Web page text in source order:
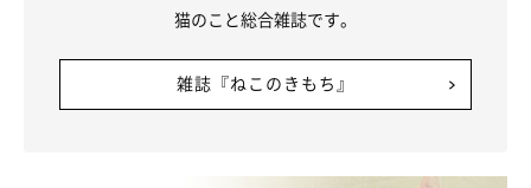
猫のこと総合雑誌です。
雑誌『ねこのきもち』